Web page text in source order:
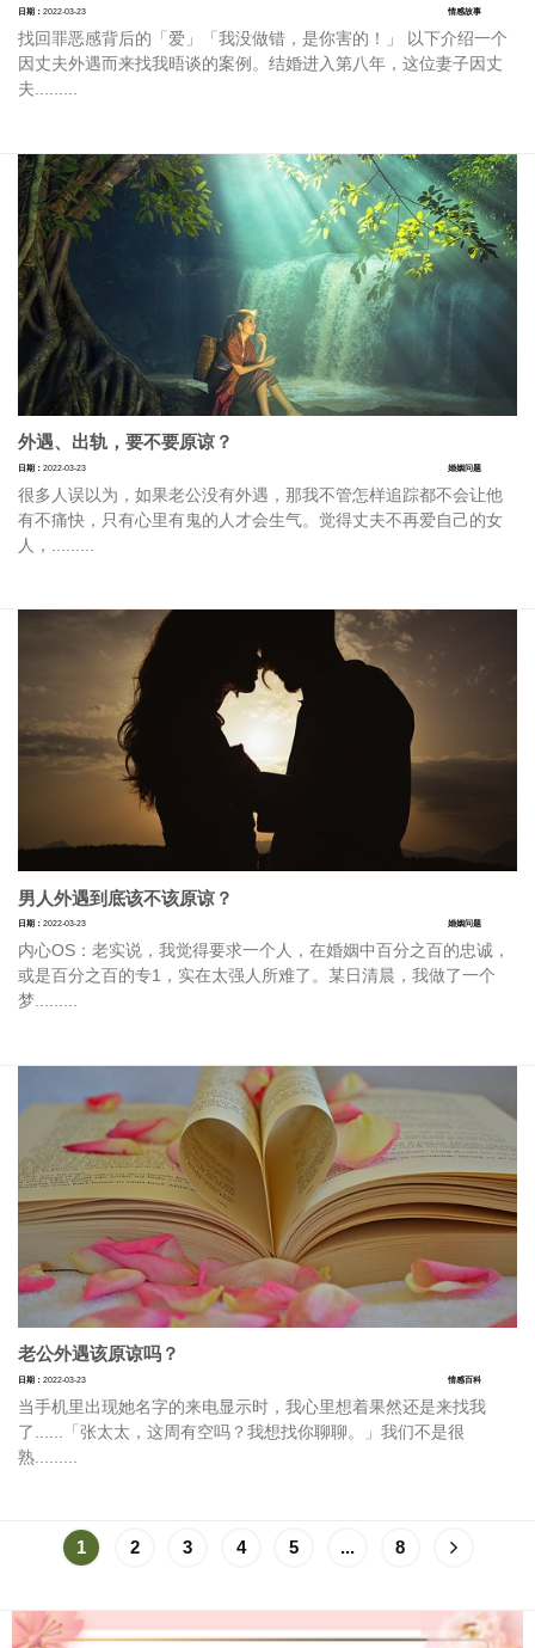
日期： 2022-03-23 情感故事
找回罪恶感背后的「爱」「我没做错，是你害的！」 以下介绍一个
因丈夫外遇而来找我晤谈的案例。结婚进入第八年，这位妻子因丈
夫.........
外遇、出轨，要不要原谅？
日期： 2022-03-23 婚姻问题
很多人误以为，如果老公没有外遇，那我不管怎样追踪都不会让他
有不痛快，只有心里有鬼的人才会生气。觉得丈夫不再爱自己的女
人，.........
男人外遇到底该不该原谅？
日期： 2022-03-23 婚姻问题
内心OS：老实说，我觉得要求一个人，在婚姻中百分之百的忠诚，
或是百分之百的专1，实在太强人所难了。某日清晨，我做了一个
梦.........
老公外遇该原谅吗？
日期： 2022-03-23 情感百科
当手机里出现她名字的来电显示时，我心里想着果然还是来找我
了......「张太太，这周有空吗？我想找你聊聊。」我们不是很
熟.........
1 2 3 4 5 ... 8